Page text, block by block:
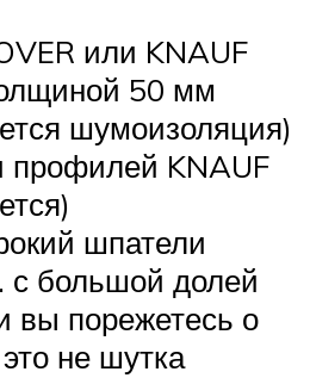
или KNAUF
50 мм
шумоизоляция)
профилей KNAUF
шпатели
с большой долей
вы порежетесь о
не шутка